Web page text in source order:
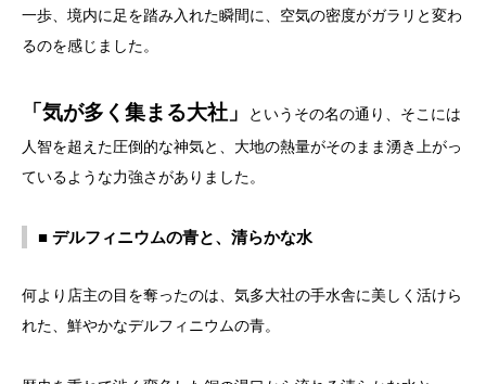
一歩、境内に足を踏み入れた瞬間に、空気の密度がガラリと変わ
るのを感じました。
「気が多く集まる大社」
というその名の通り、そこには
人智を超えた圧倒的な神気と、大地の熱量がそのまま湧き上がっ
ているような力強さがありました。
■ デルフィニウムの青と、清らかな水
何より店主の目を奪ったのは、気多大社の手水舎に美しく活けら
れた、鮮やかなデルフィニウムの青。